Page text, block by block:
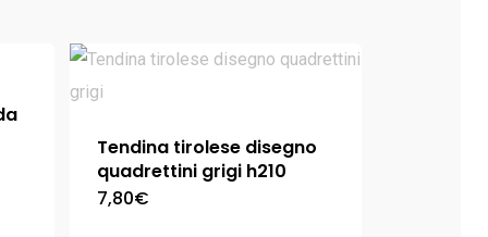
Tendina tirolese disegno
quadrettini grigi h210
7,80€